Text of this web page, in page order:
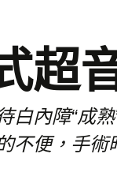
超
白內障“成
不便，手術